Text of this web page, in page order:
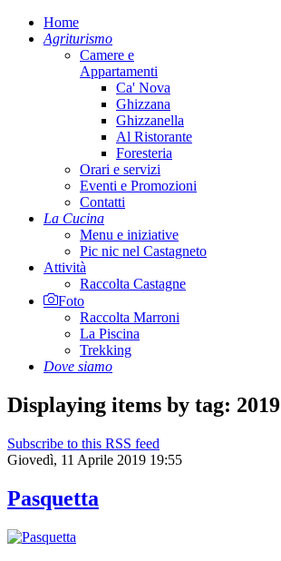
Home
Agriturismo
Camere e
Appartamenti
Ca' Nova
Ghizzana
Ghizzanella
Al Ristorante
Foresteria
Orari e servizi
Eventi e Promozioni
Contatti
La Cucina
Menu e iniziative
Pic nic nel Castagneto
Attività
Raccolta Castagne
Foto
Raccolta Marroni
La Piscina
Trekking
Dove siamo
Displaying items by tag: 2019
Subscribe to this RSS feed
Giovedì, 11 Aprile 2019 19:55
Pasquetta